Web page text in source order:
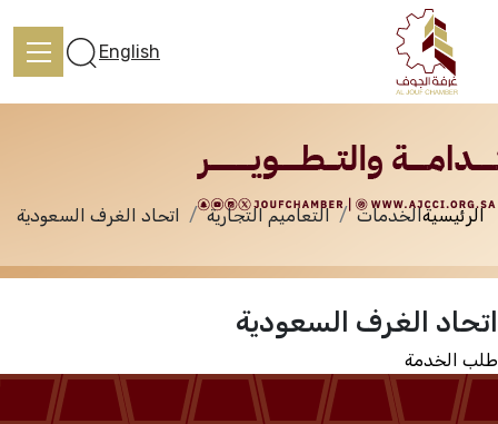
تعرف علينا
الخدمات
English
الخدمات
الرئيسيةالخدمات التعاميم التجارية اتحاد الغرف السعودية
اتحاد الغرف السعودية
طلب الخدمة